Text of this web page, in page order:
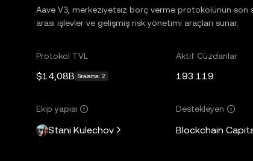
Aave V3, merkeziyetsiz borç verme protokolünün son
arası işlevler ve gelişmiş risk yönetimi araçları sunar.
Protokol TVL
$14,08B Sıralama: 2
Aktif Cüzdanlar
193.119
Ekip yapısı
Stani Kulechov
Destekleyen
Blockchain